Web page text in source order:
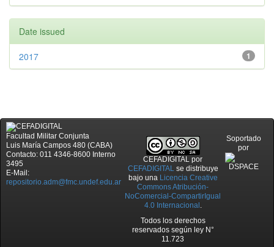
Date issued
1
2017
Facultad Militar Conjunta
Luis María Campos 480 (CABA)
Contacto: 011 4346-8600 Interno
3495
E-Mail:
repositorio.adm@fmc.undef.edu.ar
CEFADIGITAL por
CEFADIGITALse distribuye
bajo una Licencia Creative
Commons Atribución-
NoComercial-CompartirIgual
4.0 Internacional .
Todos los derechos
reservados según ley N°
11.723
Soportado
por